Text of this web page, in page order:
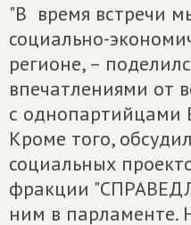
"В время встречи
социально-
регионе, –
впечатлениями от
с однопартийцами
Кроме того,
социальных
фракции
ним в парламенте.